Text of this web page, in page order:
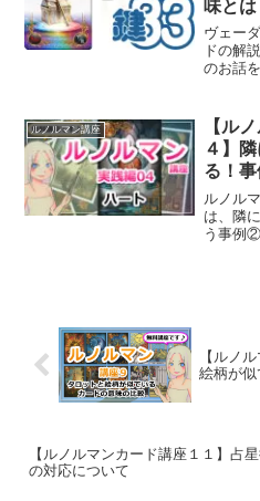
味とは
ヴェー
ドの解
のお話
ルノルマン講座
【ル
４】
る！事
ルノル
は、隣
う事例②
【ルノ
絵柄が
【ルノルマンカード講座１１】占星
の対応について